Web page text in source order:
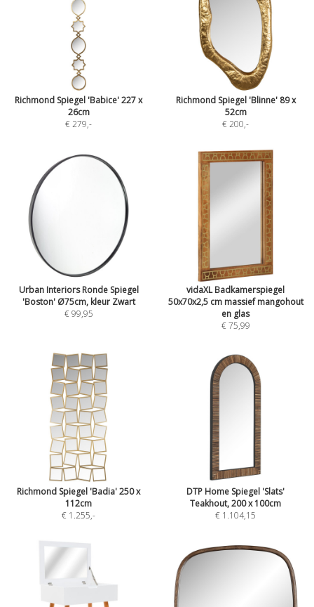
Richmond Spiegel 'Babice' 227 x
26cm
€ 279,-
Richmond Spiegel 'Blinne' 89 x
52cm
€ 200,-
Urban Interiors Ronde Spiegel
'Boston' Ø75cm, kleur Zwart
€ 99,95
vidaXL Badkamerspiegel
50x70x2,5 cm massief mangohout
en glas
€ 75,99
Richmond Spiegel 'Badia' 250 x
112cm
€ 1.255,-
DTP Home Spiegel 'Slats'
Teakhout, 200 x 100cm
€ 1.104,15